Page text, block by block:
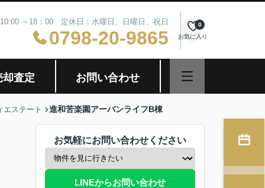
～18：00 定休日：水曜日、日曜日、祝日
0798-20-9865 お気に入り
0
却査定 お問い合わせ
ステート 進和苦楽園アーバンライフB棟
お気軽にお問い合わせください
LINEからお問い合わせ